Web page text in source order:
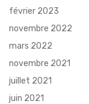
février 2023
novembre 2022
mars 2022
novembre 2021
juillet 2021
juin 2021